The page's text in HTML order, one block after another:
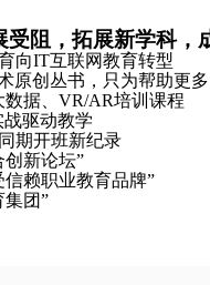
高校协同服务品牌，
召开